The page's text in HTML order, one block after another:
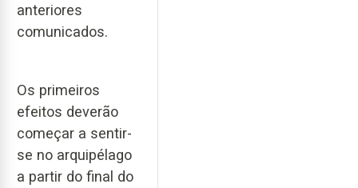
anteriores
comunicados.
Os primeiros
efeitos deverão
começar a sentir-
se no arquipélago
a partir do final do